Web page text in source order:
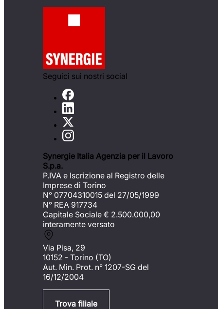
Seguici sui nostri social
Synergie Italia Agenzia per il Lavoro
S.p.a.
P.IVA e Iscrizione al Registro delle
Imprese di Torino
N° 07704310015 del 27/05/1999
N° REA 917734
Capitale Sociale € 2.500.000,00
interamente versato
Via Pisa, 29
10152 - Torino (TO)
Aut. Min. Prot. n° 1207-SG del
16/12/2004
Trova filiale